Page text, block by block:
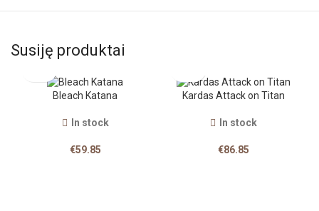
Susiję produktai
Bleach Katana
In stock
€59.85
Kardas Attack on Titan
In stock
€86.85